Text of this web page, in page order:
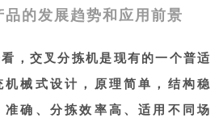
品的发展趋势和应用前景
，交叉分拣机是现有的一个普适
械式设计，原理简单，结构稳
确、分拣效率高、适用不同场